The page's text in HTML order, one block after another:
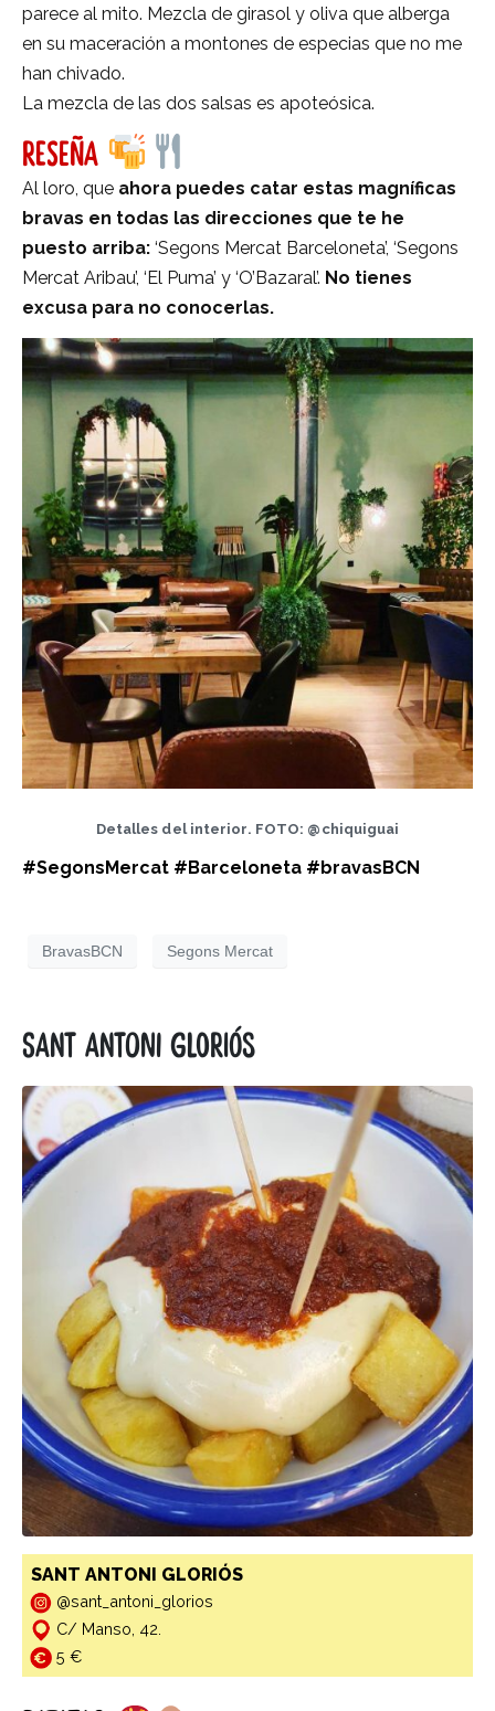
parece al mito. Mezcla de girasol y oliva que alberga
en su maceración a montones de especias que no me
han chivado.
La mezcla de las dos salsas es apoteósica.
RESEÑA
Al loro, que ahora puedes catar estas magníficas
bravas en todas las direcciones que te he
puesto arriba: ‘Segons Mercat Barceloneta’, ‘Segons
Mercat Aribau’, ‘El Puma’ y ‘O’Bazaral’. No tienes
excusa para no conocerlas.
Detalles del interior. FOTO: @chiquiguai
#SegonsMercat #Barceloneta #bravasBCN
BravasBCN Segons Mercat
Sant Antoni Gloriós
SANT ANTONI GLORIÓS
@sant_antoni_glorios
C/ Manso, 42.
5 €